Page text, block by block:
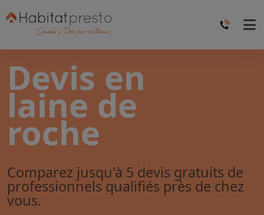
Devis en
laine de
roche
Comparez jusqu'à 5 devis gratuits de
professionnels qualifiés près de chez
vous.